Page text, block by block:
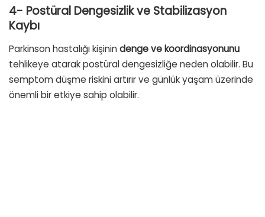
4- Postüral Dengesizlik ve Stabilizasyon
Kaybı
Parkinson hastalığı kişinin denge ve koordinasyonunu
tehlikeye atarak postüral dengesizliğe neden olabilir. Bu
semptom düşme riskini artırır ve günlük yaşam üzerinde
önemli bir etkiye sahip olabilir.